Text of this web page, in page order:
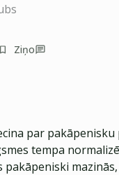
Ziņo
par pakāpenisku
tempa
pakāpeniski